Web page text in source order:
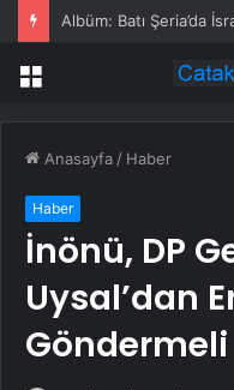
Menü
Anasayfa / Haber
Haber
İnönü, DP
Uysal’dan
Göndermeli